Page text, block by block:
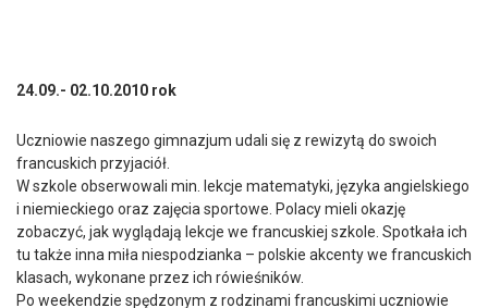
24.09.- 02.10.2010 rok
Uczniowie naszego gimnazjum udali się z rewizytą do swoich
francuskich przyjaciół.
W szkole obserwowali min. lekcje matematyki, języka angielskiego
i niemieckiego oraz zajęcia sportowe. Polacy mieli okazję
zobaczyć, jak wyglądają lekcje we francuskiej szkole. Spotkała ich
tu także inna miła niespodzianka – polskie akcenty we francuskich
klasach, wykonane przez ich rówieśników.
Po weekendzie spędzonym z rodzinami francuskimi uczniowie